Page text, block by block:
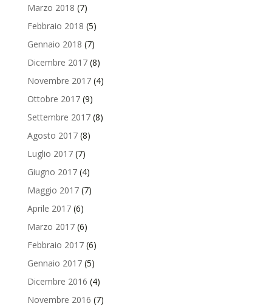
Marzo 2018 (7)
Febbraio 2018 (5)
Gennaio 2018 (7)
Dicembre 2017(8)
Novembre 2017(4)
Ottobre 2017(9)
Settembre 2017(8)
Agosto 2017(8)
Luglio 2017(7)
Giugno 2017(4)
Maggio 2017(7)
Aprile 2017(6)
Marzo 2017(6)
Febbraio 2017(6)
Gennaio 2017(5)
Dicembre 2016 (4)
Novembre 2016 (7)